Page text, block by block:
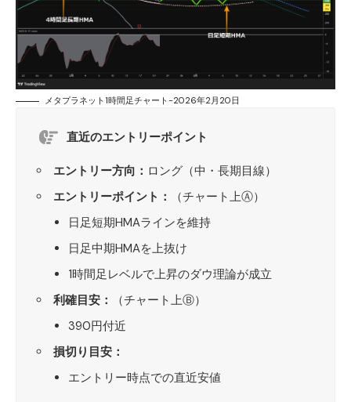
メタプラネット1時間足チャート-2026年2月20日
直近のエントリーポイント
エントリー方向： ロング（中・長期目線）
エントリーポイント：
（チャート上Ⓐ）
日足短期HMAラインを維持
日足中期HMAを上抜け
1時間足レベルで上昇のダウ理論が成立
利確目安：
（チャート上Ⓑ）
390円付近
損切り目安：
エントリー時点での直近安値